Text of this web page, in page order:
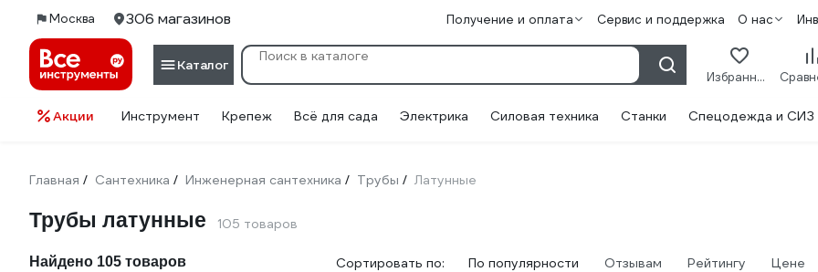
Москва 306 магазинов Получение и оплата Сервис и поддержка О нас
Каталог
Избранное
Акции Инструмент Крепеж Всё для сада Электрика Силовая техника Станки Спецодежда и СИЗ
Главная / Сантехника / Инженерная сантехника / Трубы / Латунные
Трубы латунные 105 товаров
Найдено 105 товаров Сортировать по: По популярности Отзывам Рейтингу Цене